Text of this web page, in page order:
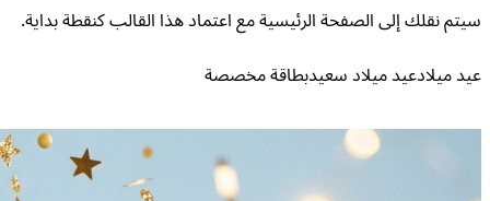
سيتم نقلك إلى الصفحة الرئيسية مع اعتماد هذا القالب كنقطة بداية.
عيد ميلادعيد ميلاد سعيدبطاقة مخصصة